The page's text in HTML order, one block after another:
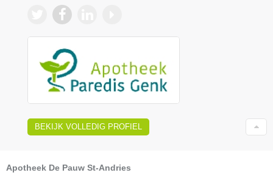
BEKIJK VOLLEDIG PROFIEL
Apotheek De Pauw St-Andries